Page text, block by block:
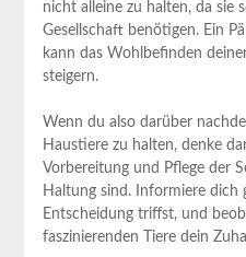
nicht alleine zu halten, ‍da sie
⁢Gesellschaft benötigen. Ein
kann das Wohlbefinden
steigern.
Wenn du also darüber
Haustiere zu halten, denke
Vorbereitung und Pflege der
Haltung sind. Informiere dich
Entscheidung triffst,⁤ und
faszinierenden Tiere dein